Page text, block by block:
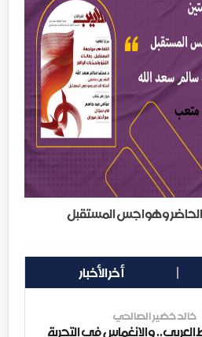
الحاضر وهواجس المستقبل
أخر الأخبار
خالد خضير الصالحي
العربي.. والانغماس في التجربة